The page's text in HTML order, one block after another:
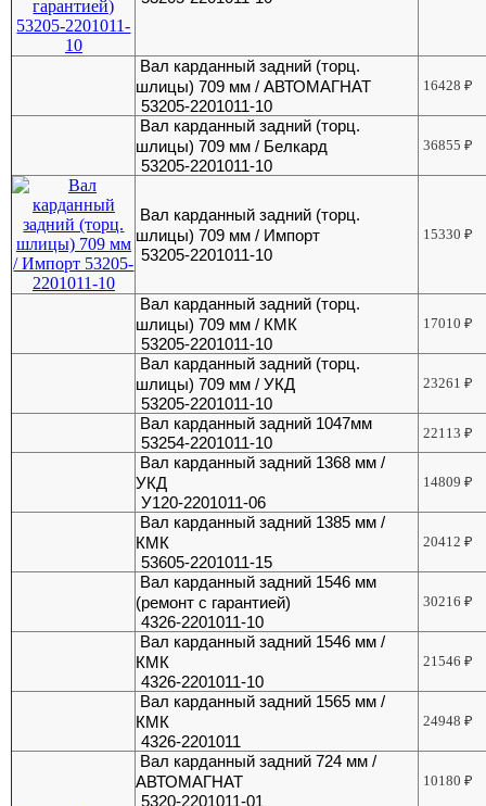
Вал карданный задний (торц.
шлицы) 709 мм / АВТОМАГНАТ
53205-2201011-10
16428₽
Вал карданный задний (торц.
шлицы) 709 мм / Белкард
53205-2201011-10
36855₽
Вал карданный задний (торц.
шлицы) 709 мм / Импорт
53205-2201011-10
15330₽
Вал карданный задний (торц.
шлицы) 709 мм / КМК
53205-2201011-10
17010₽
Вал карданный задний (торц.
шлицы) 709 мм / УКД
53205-2201011-10
23261₽
Вал карданный задний 1047мм
53254-2201011-10
22113₽
Вал карданный задний 1368 мм /
УКД
У120-2201011-06
14809₽
Вал карданный задний 1385 мм /
КМК
53605-2201011-15
20412₽
Вал карданный задний 1546 мм
(ремонт с гарантией)
4326-2201011-10
30216₽
Вал карданный задний 1546 мм /
КМК
4326-2201011-10
21546₽
Вал карданный задний 1565 мм /
КМК
4326-2201011
24948₽
Вал карданный задний 724 мм /
АВТОМАГНАТ
5320-2201011-01
10180₽